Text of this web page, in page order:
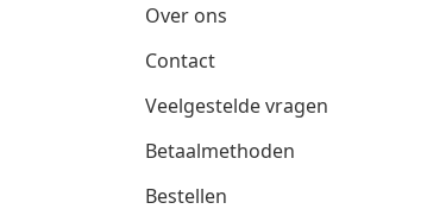
Over ons
Contact
Veelgestelde vragen
Betaalmethoden
Bestellen